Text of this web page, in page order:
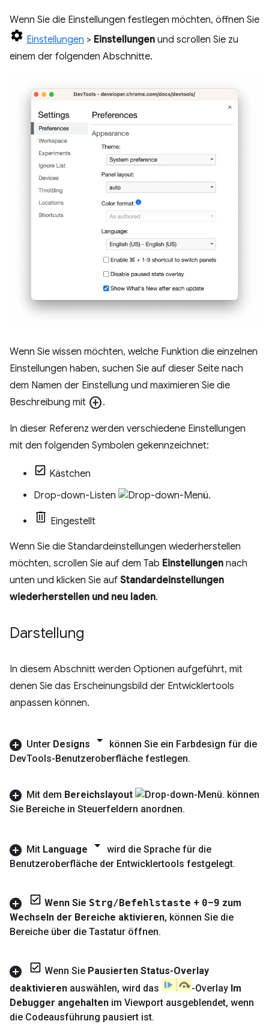
Wenn Sie die Einstellungen festlegen möchten, öffnen Sie
Einstellungen > Einstellungen und scrollen Sie zu
einem der folgenden Abschnitte.
Wenn Sie wissen möchten, welche Funktion die einzelnen
Einstellungen haben, suchen Sie auf dieser Seite nach
dem Namen der Einstellung und maximieren Sie die
Beschreibung mit add_circle.
In dieser Referenz werden verschiedene Einstellungen
mit den folgenden Symbolen gekennzeichnet:
Kästchen
Drop-down-Listen
Eingestellt
Wenn Sie die Standardeinstellungen wiederherstellen
möchten, scrollen Sie auf dem Tab Einstellungen nach
unten und klicken Sie auf Standardeinstellungen
wiederherstellen und neu laden.
Darstellung
In diesem Abschnitt werden Optionen aufgeführt, mit
denen Sie das Erscheinungsbild der Entwicklertools
anpassen können.
Unter Designs
können Sie ein Farbdesign für die
DevTools-Benutzeroberfläche festlegen.
Mit dem Bereichslayout
können
Sie Bereiche in Steuerfeldern anordnen.
Mit Language
wird die Sprache für die
Benutzeroberfläche der Entwicklertools festgelegt.
Wenn Sie Strg/ Befehlstaste + 0–9 zum
Wechseln der Bereiche aktivieren, können Sie die
Bereiche über die Tastatur öffnen.
Wenn Sie Pausierten Status-Overlay
deaktivieren auswählen, wird das -Overlay Im
Debugger angehalten im Viewport ausgeblendet, wenn
die Codeausführung pausiert ist.